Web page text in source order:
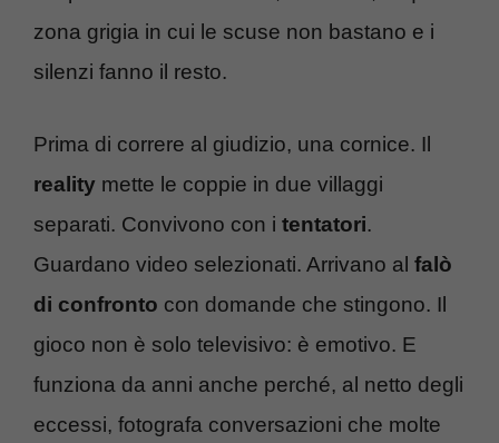
zona grigia in cui le scuse non bastano e i
silenzi fanno il resto.
Prima di correre al giudizio, una cornice. Il
reality mette le coppie in due villaggi
separati. Convivono con i tentatori.
Guardano video selezionati. Arrivano al falò
di confronto con domande che stingono. Il
gioco non è solo televisivo: è emotivo. E
funziona da anni anche perché, al netto degli
eccessi, fotografa conversazioni che molte